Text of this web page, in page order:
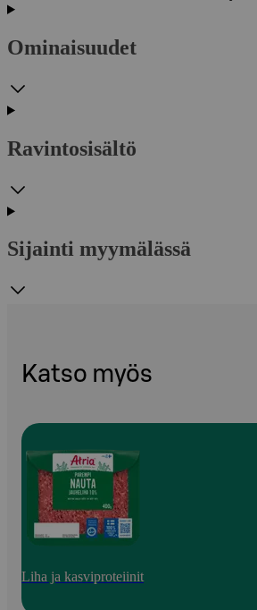
Ominaisuudet
Ravintosisältö
Sijainti myymälässä
Katso myös
Liha ja kasviproteiinit